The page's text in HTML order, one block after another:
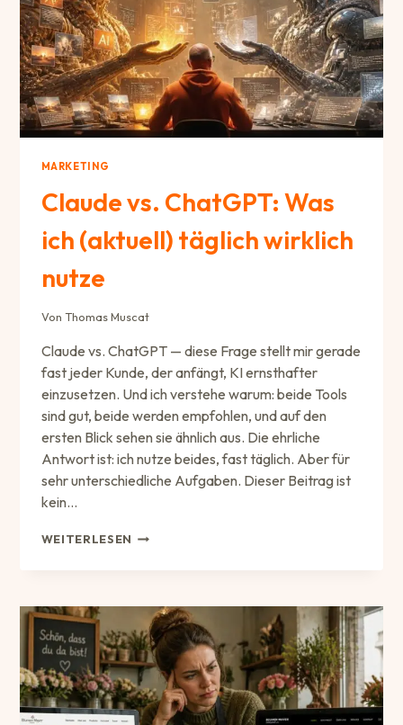
MARKETING
Claude vs. ChatGPT: Was
ich (aktuell) täglich wirklich
nutze
Von Thomas Muscat
Claude vs. ChatGPT — diese Frage stellt mir gerade
fast jeder Kunde, der anfängt, KI ernsthafter
einzusetzen. Und ich verstehe warum: beide Tools
sind gut, beide werden empfohlen, und auf den
ersten Blick sehen sie ähnlich aus. Die ehrliche
Antwort ist: ich nutze beides, fast täglich. Aber für
sehr unterschiedliche Aufgaben. Dieser Beitrag ist
kein…
WEITERLESEN CLAUDE
(AKTUELL)
TÄGLICH
WIRKLICH
NUTZE